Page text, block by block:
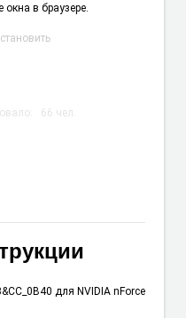
в браузере.
66 чел.
для NVIDIA nForce